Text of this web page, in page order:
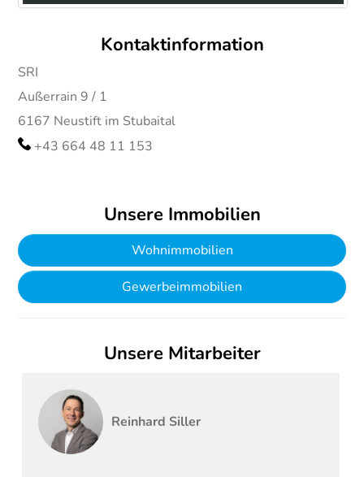
Kontaktinformation
SRI
Außerrain 9 / 1
6167 Neustift im Stubaital
+43 664 48 11 153
Unsere Immobilien
Wohnimmobilien
Gewerbeimmobilien
Unsere Mitarbeiter
Reinhard Siller